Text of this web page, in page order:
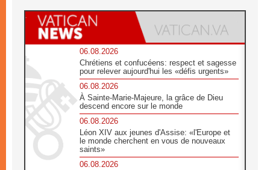
06.08.2026
Chrétiens et confucéens: respect et sagesse
pour relever aujourd'hui les «défis urgents»
06.08.2026
À Sainte-Marie-Majeure, la grâce de Dieu
descend encore sur le monde
06.08.2026
Léon XIV aux jeunes d'Assise: «l'Europe et
le monde cherchent en vous de nouveaux
saints»
06.08.2026